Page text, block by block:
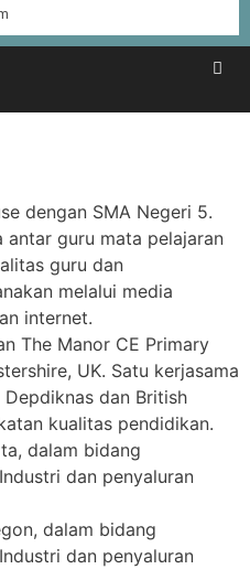
dengan SMA Negeri 5.
antar guru mata pelajaran
guru dan
melalui media
internet.
The Manor CE Primary
UK. Satu kerjasama
dan British
kualitas pendidikan.
dalam bidang
dan penyaluran
dalam bidang
dan penyaluran